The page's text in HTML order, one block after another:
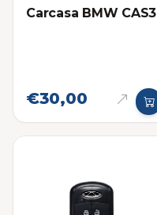
Carcasa BMW CAS3
€30,00